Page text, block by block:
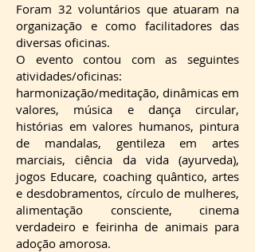
Foram 32 voluntários que atuaram na
organização e como facilitadores das
diversas oficinas.
O evento contou com as seguintes
atividades/oficinas:
harmonização/meditação, dinâmicas em
valores, música e dança circular,
histórias em valores humanos, pintura
de mandalas, gentileza em artes
marciais, ciência da vida (ayurveda),
jogos Educare, coaching quântico, artes
e desdobramentos, círculo de mulheres,
alimentação consciente, cinema
verdadeiro e feirinha de animais para
adoção amorosa.